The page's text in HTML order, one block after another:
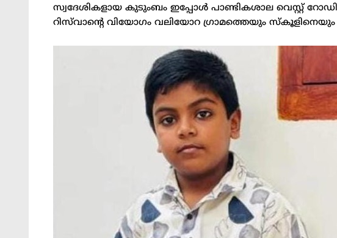
സ്വദേശികളായ കുടുംബം ഇപ്പോൾ പാണ്ടികശാല വെസ്റ്റ്
റിസ്‌വാന്റെ വിയോഗം വലിയോറ ഗ്രാമത്തെയും